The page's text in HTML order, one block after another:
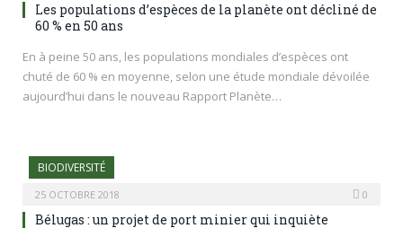
Les populations d’espèces de la planète ont décliné de
60 % en 50 ans
En à peine 50 ans, les populations mondiales d’espèces ont
chuté de 60 % en moyenne, selon une étude mondiale dévoilée
aujourd’hui dans le nouveau Rapport Planète…
BIODIVERSITÉ
25 OCTOBRE 2018 0
Bélugas : un projet de port minier qui inquiète